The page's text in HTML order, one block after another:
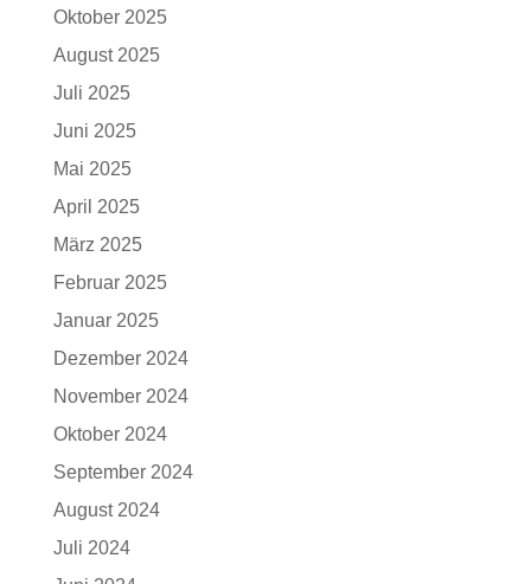
Oktober 2025
August 2025
Juli 2025
Juni 2025
Mai 2025
April 2025
März 2025
Februar 2025
Januar 2025
Dezember 2024
November 2024
Oktober 2024
September 2024
August 2024
Juli 2024